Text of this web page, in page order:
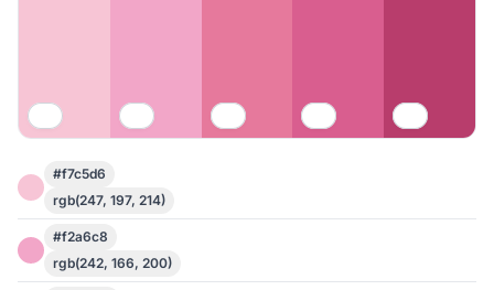
#f7c5d6
rgb(247, 197, 214)
#f2a6c8
rgb(242, 166, 200)